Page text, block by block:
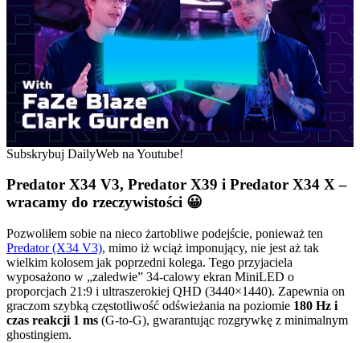
Subskrybuj DailyWeb na Youtube!
Predator X34 V3, Predator X39 i Predator X34 X –
wracamy do rzeczywistości 😀
Pozwoliłem sobie na nieco żartobliwe podejście, ponieważ ten
Predator (X34 V3), mimo iż wciąż imponujący, nie jest aż tak
wielkim kolosem jak poprzedni kolega. Tego przyjaciela
wyposażono w „zaledwie” 34-calowy ekran MiniLED o
proporcjach 21:9 i ultraszerokiej QHD (3440×1440). Zapewnia on
graczom szybką częstotliwość odświeżania na poziomie 180 Hz i
czas reakcji 1 ms (G-to-G), gwarantując rozgrywkę z minimalnym
ghostingiem.